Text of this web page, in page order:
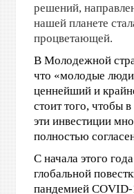
решений,
нашей планете
процветающей.
В Молодежной
что «молодые
ценнейший и
стоит того, чтобы
эти инвестиции
полностью
С начала этого
глобальной
пандемией COVID-